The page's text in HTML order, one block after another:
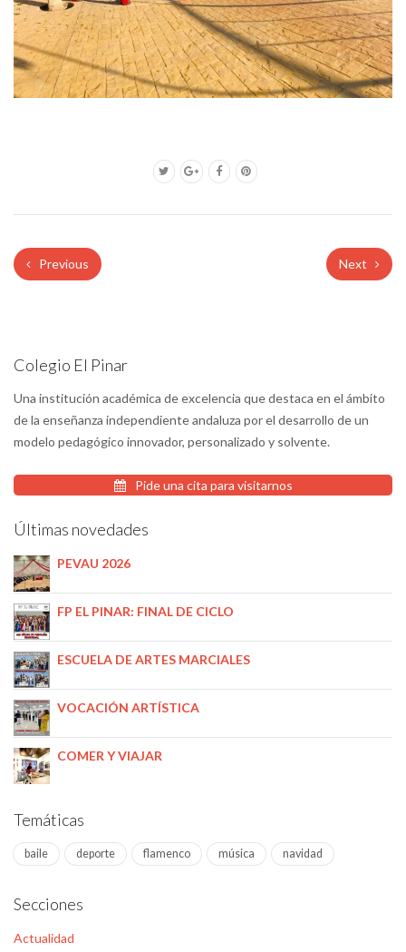
Previous Next
Colegio El Pinar
Una institución académica de excelencia que destaca en el ámbito
de la enseñanza independiente andaluza por el desarrollo de un
modelo pedagógico innovador, personalizado y solvente.
Pide una cita para visitarnos
Últimas novedades
PEVAU 2026
FP EL PINAR: FINAL DE CICLO
ESCUELA DE ARTES MARCIALES
VOCACIÓN ARTÍSTICA
COMER Y VIAJAR
Temáticas
baile deporte flamenco música navidad
Secciones
Actualidad